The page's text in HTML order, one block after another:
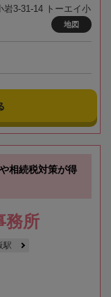
岩3-31-14 トーエイ小
地図
相続税対策が得
務所
駅